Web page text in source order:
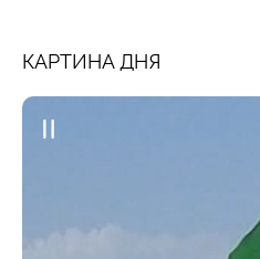
КАРТИНА ДНЯ